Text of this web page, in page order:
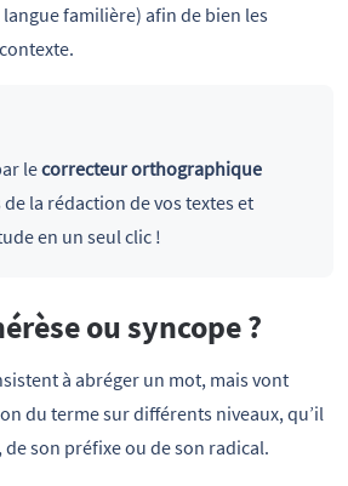
familière) afin de bien les
lecorrecteur orthographique
la rédaction de vos textes et
en un seul clic !
ou syncope ?
à abréger un mot, mais vont
du terme sur différents niveaux, qu’il
de son préfixe ou de son radical.